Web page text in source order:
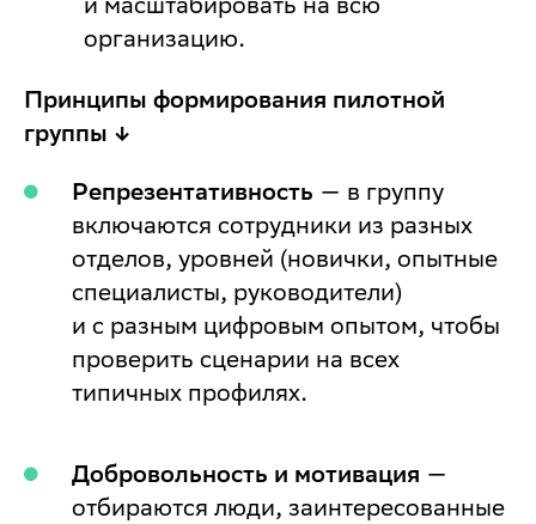
организацию.
Принципы формирования пилотной
группы ↓
Репрезентативность — в группу
включаются сотрудники из разных
отделов, уровней (новички, опытные
специалисты, руководители)
и с разным цифровым опытом, чтобы
проверить сценарии на всех
типичных профилях.
Добровольность и мотивация —
отбираются люди, заинтересованные